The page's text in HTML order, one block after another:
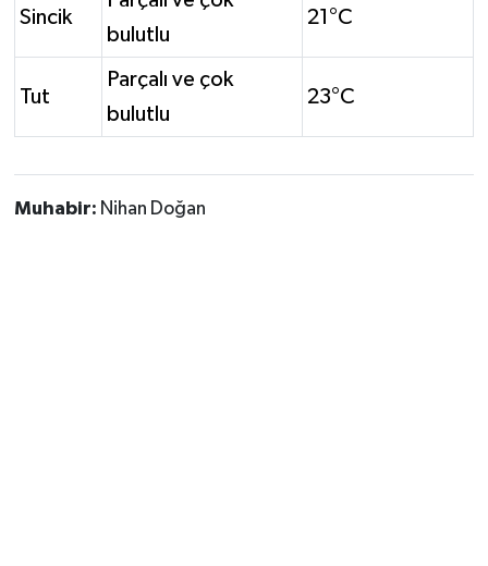
Sincik
bulutlu
21°C
Tut
Parçalı ve çok
bulutlu
23°C
Muhabir: Nihan Doğan